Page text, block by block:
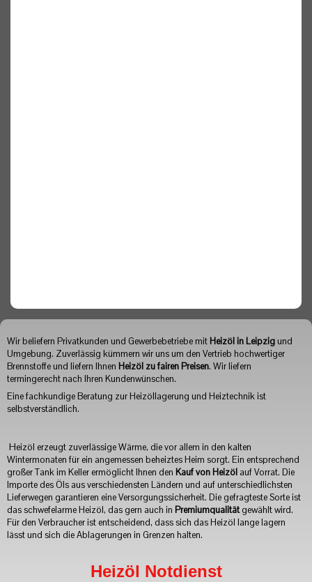
Wir beliefern Privatkunden und Gewerbebetriebe mit Heizöl in Leipzigund
Umgebung. Zuverlässig kümmern wir uns um den Vertrieb hochwertiger
Brennstoffe und liefern Ihnen Heizöl zu fairen Preisen. Wir liefern
termingerecht nach Ihren Kundenwünschen.
Eine fachkundige Beratung zur Heizöllagerung und Heiztechnik ist
selbstverständlich.
Heizöl erzeugt zuverlässige Wärme, die vor allem in den kalten
Wintermonaten für ein angemessen beheiztes Heim sorgt. Ein entsprechend
großer Tank im Keller ermöglicht Ihnen den Kauf von Heizöl auf Vorrat. Die
Importe des Öls aus verschiedensten Ländern und auf unterschiedlichsten
Lieferwegen garantieren eine Versorgungssicherheit. Die gefragteste Sorte ist
das schwefelarme Heizöl, das gern auch in Premiumqualitätgewählt wird.
Für den Verbraucher ist entscheidend, dass sich das Heizöl lange lagern
lässt und sich die Ablagerungen in Grenzen halten.
Heizöl Notdienst